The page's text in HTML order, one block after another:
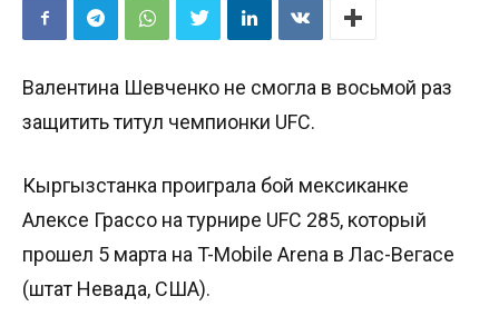
Валентина Шевченко не смогла в восьмой раз
защитить титул чемпионки UFC.
Кыргызстанка проиграла бой мексиканке
Алексе Грассо на турнире UFC 285, который
прошел 5 марта на T-Mobile Arena в Лас-Вегасе
(штат Невада, США).